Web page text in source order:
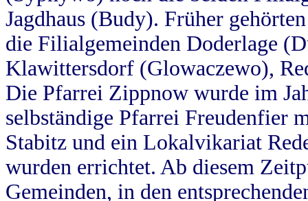
Jagdhaus (Budy). Früher
die Filialgemeinden Doderlage
Klawittersdorf (Glowaczewo),
Die Pfarrei Zippnow wurde im
selbständige Pfarrei Freudenfier
Stabitz und ein Lokalvikariat
wurden errichtet. Ab diesem
Gemeinden, in den